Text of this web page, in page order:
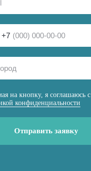
+7
на кнопку, я соглашаюсь с
конфиденциальности
Отправить заявку